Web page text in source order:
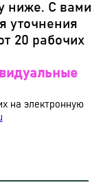
ниже. С вами
уточнения
20 рабочих
на электронную